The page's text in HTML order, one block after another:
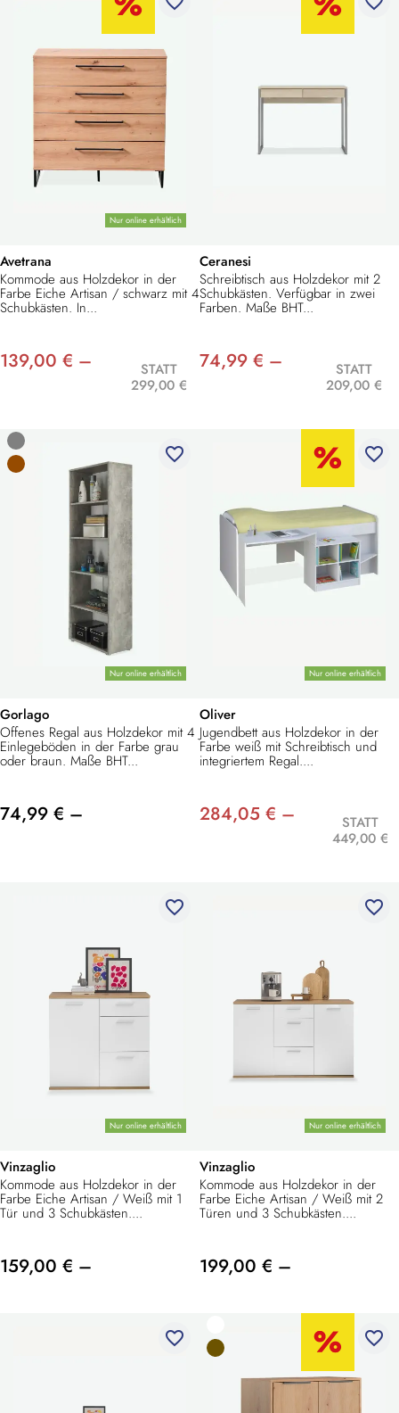
Nur online erhältlich
Avetrana
Kommode aus Holzdekor in der
Farbe Eiche Artisan / schwarz mit 4
Schubkästen. In...
139,00 € –
STATT
299,00 €
Ceranesi
Schreibtisch aus Holzdekor mit 2
Schubkästen. Verfügbar in zwei
Farben. Maße BHT...
74,99 € –
STATT
209,00 €
Nur online erhältlich
favorite_border
Gorlago
Offenes Regal aus Holzdekor mit 4
Einlegeböden in der Farbe grau
oder braun. Maße BHT...
74,99 € –
Nur online erhältlich
favorite_border
Oliver
Jugendbett aus Holzdekor in der
Farbe weiß mit Schreibtisch und
integriertem Regal....
284,05 € –
STATT
449,00 €
Nur online erhältlich
favorite_border
Vinzaglio
Kommode aus Holzdekor in der
Farbe Eiche Artisan / Weiß mit 1
Tür und 3 Schubkästen....
159,00 € –
Nur online erhältlich
favorite_border
Vinzaglio
Kommode aus Holzdekor in der
Farbe Eiche Artisan / Weiß mit 2
Türen und 3 Schubkästen....
199,00 € –
favorite_border favorite_border